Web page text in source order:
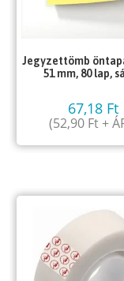
Jegyzettömb
51 mm, 80 lap,
67,18 Ft
(52,90 Ft+